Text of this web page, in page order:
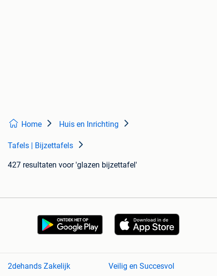
Home Huis en Inrichting
Tafels | Bijzettafels
427 resultaten voor 'glazen bijzettafel'
2dehands Zakelijk Veilig en Succesvol